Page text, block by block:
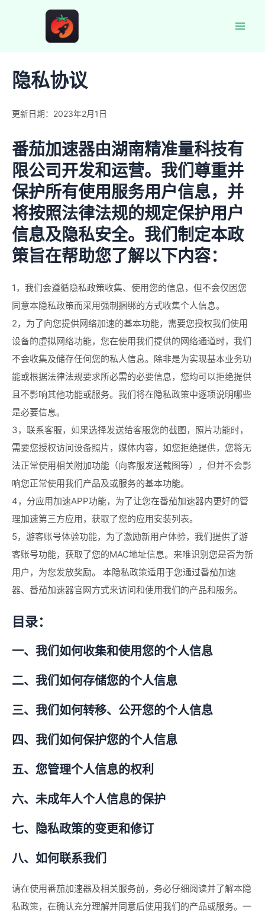
隐私协议
更新日期：2023年2月1日
番茄加速器由湖南精准量科技有
限公司开发和运营。我们尊重并
保护所有使用服务用户信息，并
将按照法律法规的规定保护用户
信息及隐私安全。我们制定本政
策旨在帮助您了解以下内容：
1，我们会遵循隐私政策收集、使用您的信息，但不会仅因您
同意本隐私政策而采用强制捆绑的方式收集个人信息。
2，为了向您提供网络加速的基本功能，需要您授权我们使用
设备的虚拟网络功能，您在使用我们提供的网络通道时，我们
不会收集及储存任何您的私人信息。除非是为实现基本业务功
能或根据法律法规要求所必需的必要信息，您均可以拒绝提供
且不影响其他功能或服务。我们将在隐私政策中逐项说明哪些
是必要信息。
3，联系客服，如果选择发送给客服您的截图，照片功能时，
需要您授权访问设备照片，媒体内容，如您拒绝提供，您将无
法正常使用相关附加功能（向客服发送截图等），但并不会影
响您正常使用我们产品及或服务的基本功能。
4，分应用加速APP功能，为了让您在番茄加速器内更好的管
理加速第三方应用，获取了您的应用安装列表。
5，游客账号体验功能，为了激励新用户体验，我们提供了游
客账号功能，获取了您的MAC地址信息。来唯识别您是否为新
用户，为您发放奖励。 本隐私政策适用于您通过番茄加速
器、番茄加速器官网方式来访问和使用我们的产品和服务。
目录：
一、我们如何收集和使用您的个人信息
二、我们如何存储您的个人信息
三、我们如何转移、公开您的个人信息
四、我们如何保护您的个人信息
五、您管理个人信息的权利
六、未成年人个人信息的保护
七、隐私政策的变更和修订
八、如何联系我们
请在使用番茄加速器及相关服务前，务必仔细阅读并了解本隐
私政策，在确认充分理解并同意后使用我们的产品或服务。一